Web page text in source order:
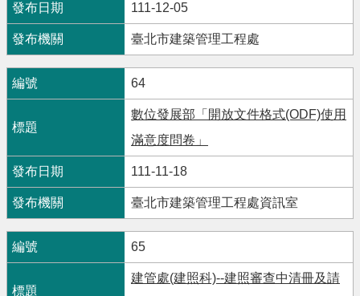
111-12-05
臺北市建築管理工程處
64
數位發展部「開放文件格式(ODF)使用
滿意度問卷」
111-11-18
臺北市建築管理工程處資訊室
65
建管處(建照科)--建照審查中清冊及請